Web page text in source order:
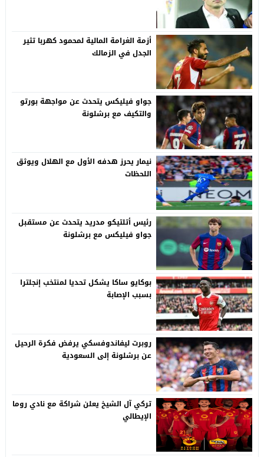
أزمة الغرامة المالية لمحمود كهربا تثير
الجدل في الزمالك
جواو فيليكس يتحدث عن مواجهة بورتو
والتكيف مع برشلونة
نيمار يحرز هدفه الأول مع الهلال ويوثق
اللحظات
رئيس أتلتيكو مدريد يتحدث عن مستقبل
جواو فيليكس مع برشلونة
بوكايو ساكا يشكل تحديا لمنتخب إنجلترا
بسبب الإصابة
روبرت ليفاندوفسكي يرفض فكرة الرحيل
عن برشلونة إلى السعودية
تركي آل الشيخ يعلن شراكة مع نادي روما
الإيطالي